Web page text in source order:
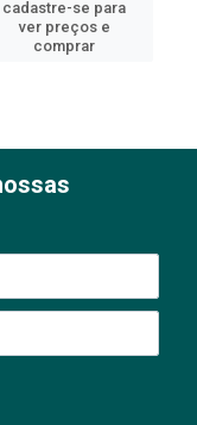
cadastre-se para
ver preços e
comprar